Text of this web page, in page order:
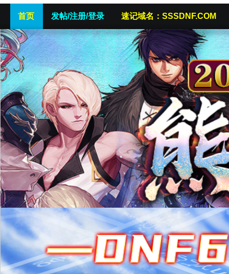
首页 发帖/注册/登录 速记域名：SSSDNF.COM